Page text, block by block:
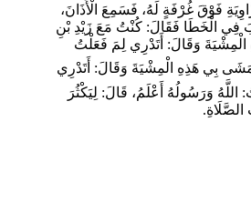
فَوْقَ غُرْفَةٍ لَهُ، فَسَمِعَ الْأَذَانَ،
فِي الْخَطَا فَقَالَ: كُنْتُ مَعَ زَيْدِ بْنِ
وَقَالَ: أَتَدْرِي لِمَ فَعَلْتُ
بِي هَذِهِ الْمِشْيَةَ وَقَالَ: أَتَدْرِي
وَرَسُولُهُ أَعْلَمُ، قَالَ: لِيَكْثُرَ